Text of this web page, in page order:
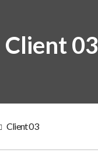
Client 03
Client 03